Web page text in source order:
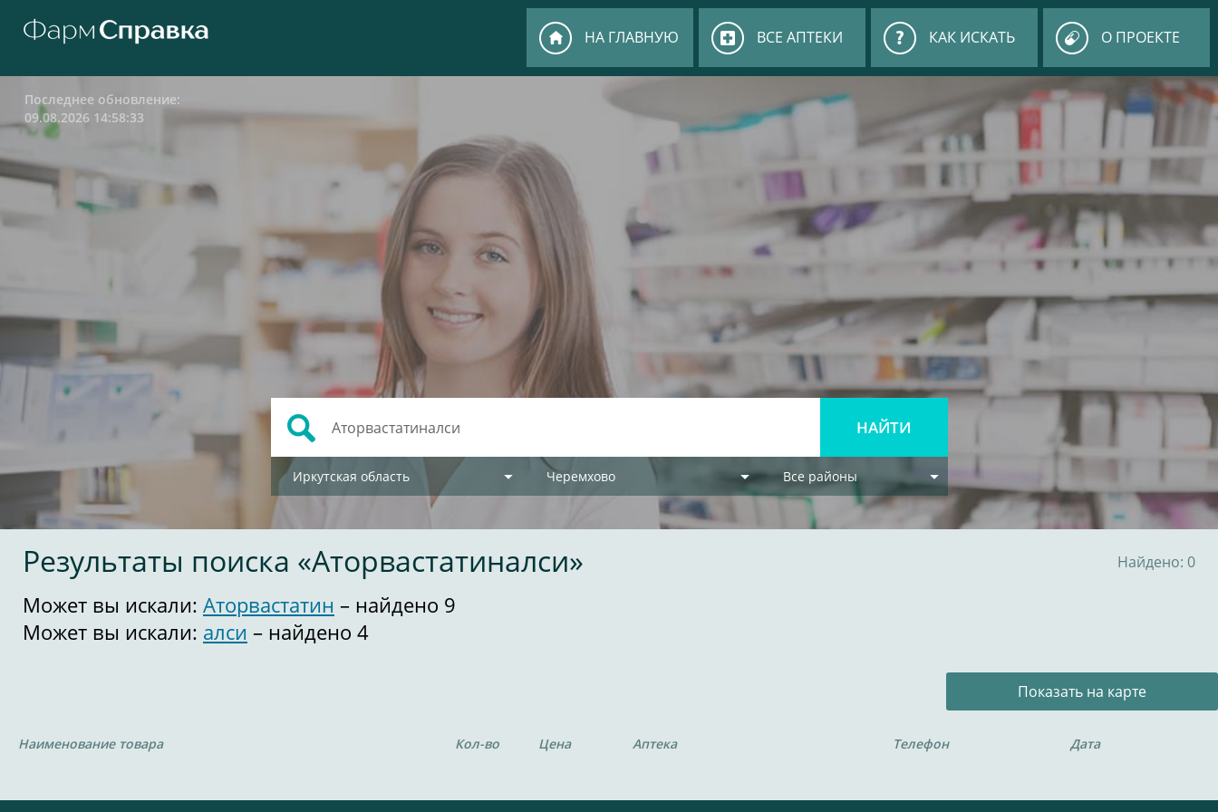
НА ГЛАВНУЮ ВСЕ АПТЕКИ КАК ИСКАТЬ О ПРОЕКТЕ
Последнее обновление:
09.08.2026 14:58:33
Иркутская область Черемхово Все районы
Результаты поиска «Аторвастатиналси» Найдено: 0
Может вы искали: Аторвастатин – найдено 9
Может вы искали: алси – найдено 4
Показать на карте
Наименование товара Кол-во Цена Аптека Телефон Дата